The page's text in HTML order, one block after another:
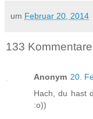
um Februar 20, 2014
133
Anonym 20.
Hach, du hast
:o))